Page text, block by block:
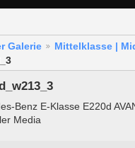
Galerie
Mittelklasse |
Benz E-Klasse E220d
Media